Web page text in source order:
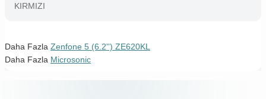
KIRMIZI
Daha Fazla Zenfone 5 (6.2'') ZE620KL
Daha Fazla Microsonic